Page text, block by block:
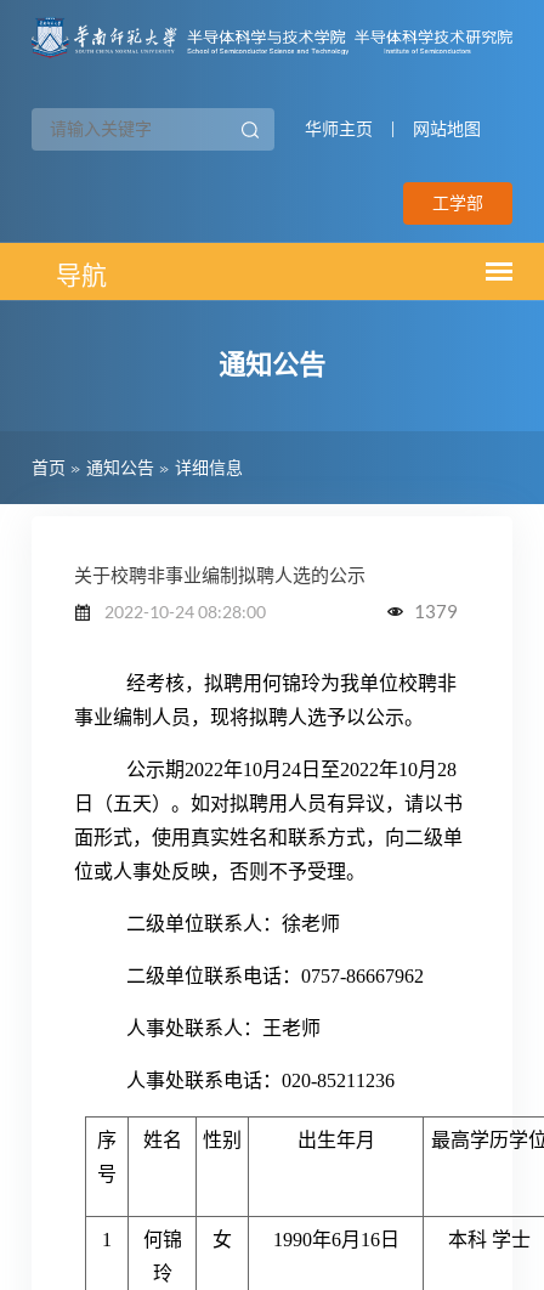
华师主页 网站地图
工学部
通知公告
首页 » 通知公告 » 详细信息
关于校聘非事业编制拟聘人选的公示
2022-10-24 08:28:00 1379
经考核，拟聘用何锦玲为我单位校聘非
事业编制人员，现将拟聘人选予以公示。
公示期2022年10月24日至2022年10月28
日（五天）。如对拟聘用人员有异议，请以书
面形式，使用真实姓名和联系方式，向二级单
位或人事处反映，否则不予受理。
二级单位联系人：徐老师
二级单位联系电话：0757-86667962
人事处联系人：王老师
人事处联系电话：020-85211236
序
号
姓名 性别 出生年月 最高学历学
1
何锦
玲
女 1990年6月16日 本科 学士